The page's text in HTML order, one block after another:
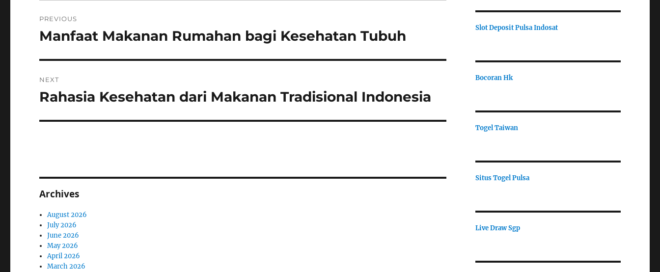
navigation
PREVIOUS
Previous
Manfaat Makanan Rumahan bagi Kesehatan Tubuh
NEXT
Next
Rahasia Kesehatan dari Makanan Tradisional Indonesia
Archives
August 2026
July 2026
June 2026
May 2026
April 2026
March 2026
Slot Deposit Pulsa Indosat
Bocoran Hk
Togel Taiwan
Situs Togel Pulsa
Live Draw Sgp